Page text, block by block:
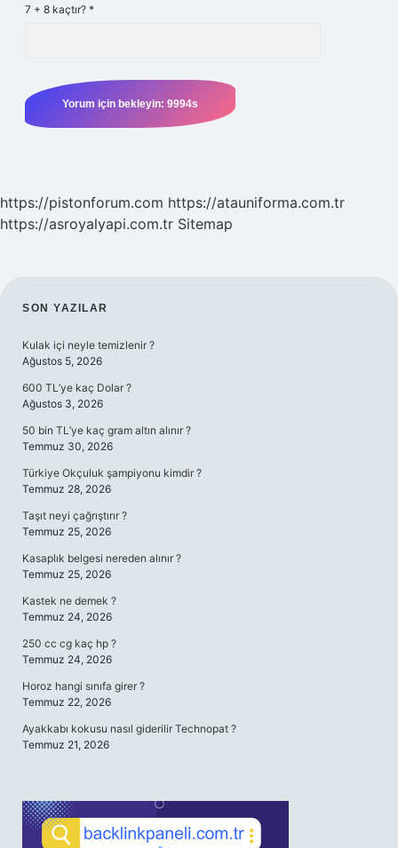
7 + 8 kaçtır? *
https://pistonforum.com https://atauniforma.com.tr
https://asroyalyapi.com.tr Sitemap
SIDEBAR
SON YAZILAR
Kulak içi neyle temizlenir ?
Ağustos 5, 2026
600 TL’ye kaç Dolar ?
Ağustos 3, 2026
50 bin TL’ye kaç gram altın alınır ?
Temmuz 30, 2026
Türkiye Okçuluk şampiyonu kimdir ?
Temmuz 28, 2026
Taşıt neyi çağrıştırır ?
Temmuz 25, 2026
Kasaplık belgesi nereden alınır ?
Temmuz 25, 2026
Kastek ne demek ?
Temmuz 24, 2026
250 cc cg kaç hp ?
Temmuz 24, 2026
Horoz hangi sınıfa girer ?
Temmuz 22, 2026
Ayakkabı kokusu nasıl giderilir Technopat ?
Temmuz 21, 2026